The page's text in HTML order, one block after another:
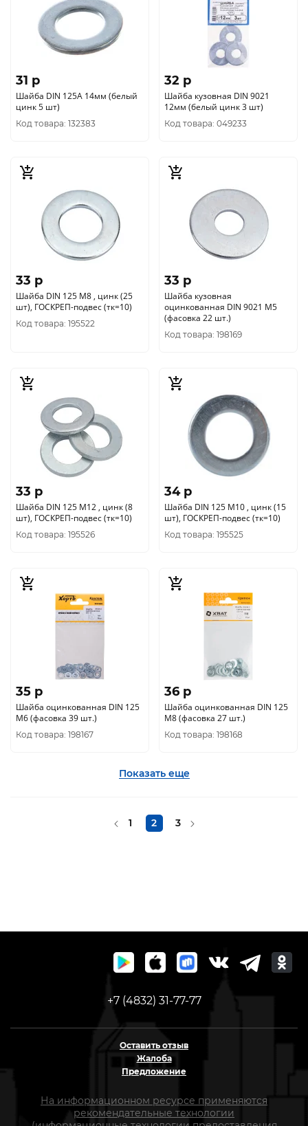
31 p
Шайба DIN 125A 14мм (белый
цинк 5 шт)
Код товара: 132383
32 p
Шайба кузовная DIN 9021
12мм (белый цинк 3 шт)
Код товара: 049233
33 p
Шайба DIN 125 М8 , цинк (25
шт), ГОСКРЕП-подвес (тк=10)
Код товара: 195522
33 p
Шайба кузовная
оцинкованная DIN 9021 М5
(фасовка 22 шт.)
Код товара: 198169
33 p
Шайба DIN 125 М12 , цинк (8
шт), ГОСКРЕП-подвес (тк=10)
Код товара: 195526
34 p
Шайба DIN 125 М10 , цинк (15
шт), ГОСКРЕП-подвес (тк=10)
Код товара: 195525
35 p
Шайба оцинкованная DIN 125
М6 (фасовка 39 шт.)
Код товара: 198167
36 p
Шайба оцинкованная DIN 125
М8 (фасовка 27 шт.)
Код товара: 198168
Показать еще
1 2 3
+7 (4832) 31-77-77
Оставить отзыв
Жалоба
Предложение
На информационном ресурсе применяются
рекомендательные технологии